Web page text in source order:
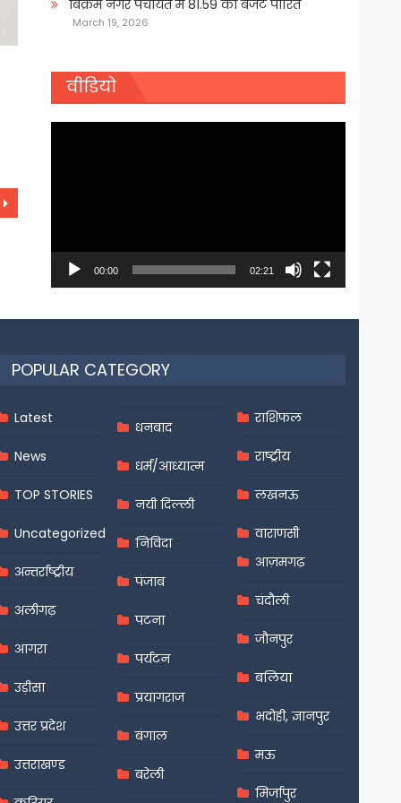
बिक्रम नगर पंचायत में 81.59 का बजट पारित
March 19, 2026
वीडियो
00:00 02:21
POPULAR CATEGORY
Latest
News
TOP STORIES
Uncategorized
अन्तर्राष्ट्रीय
अलीगढ़
आगरा
उड़ीसा
उत्तर प्रदेश
उत्तराखण्ड
धनबाद
धर्म/आध्यात्म
नयी दिल्ली
निविदा
पंजाब
पटना
पर्यटन
प्रयागराज
बंगाल
बरेली
राशिफल
राष्ट्रीय
लखनऊ
वाराणसी
आज़मगढ़
चंदौली
जौनपुर
बलिया
भदोही, ज्ञानपुर
मऊ
मिर्जापुर